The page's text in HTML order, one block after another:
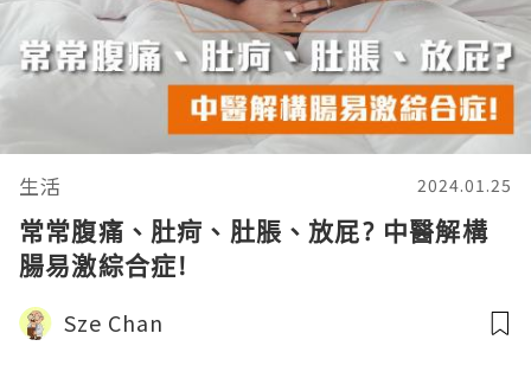
生活 2024.01.25
常常腹痛、肚疴、肚脹、放屁? 中醫解構
腸易激綜合症!
Sze Chan